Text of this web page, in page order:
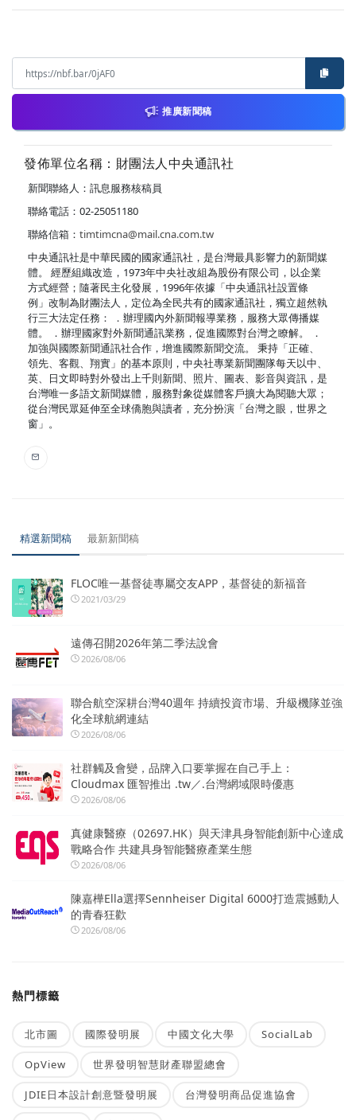
推廣新聞稿
發佈單位名稱：財團法人中央通訊社
新聞聯絡人：訊息服務核稿員
聯絡電話：02-25051180
聯絡信箱： timtimcna@mail.cna.com.tw
中央通訊社是中華民國的國家通訊社，是台灣最具影響力的新聞媒
體。 經歷組織改造，1973年中央社改組為股份有限公司，以企業
方式經營；隨著民主化發展，1996年依據「中央通訊社設置條
例」改制為財團法人，定位為全民共有的國家通訊社，獨立超然執
行三大法定任務： ．辦理國內外新聞報導業務，服務大眾傳播媒
體。 ．辦理國家對外新聞通訊業務，促進國際對台灣之瞭解。 ．
加強與國際新聞通訊社合作，增進國際新聞交流。 秉持「正確、
領先、客觀、翔實」的基本原則，中央社專業新聞團隊每天以中、
英、日文即時對外發出上千則新聞、照片、圖表、影音與資訊，是
台灣唯一多語文新聞媒體，服務對象從媒體客戶擴大為閱聽大眾；
從台灣民眾延伸至全球僑胞與讀者，充分扮演「台灣之眼，世界之
窗」。
精選新聞稿 最新新聞稿
FLOC唯一基督徒專屬交友APP，基督徒的新福音
2021/03/29
遠傳召開2026年第二季法說會
2026/08/06
聯合航空深耕台灣40週年 持續投資市場、升級機隊並強
化全球航網連結
2026/08/06
社群觸及會變，品牌入口要掌握在自己手上：
Cloudmax 匯智推出 .tw／.台灣網域限時優惠
2026/08/06
真健康醫療（02697.HK）與天津具身智能創新中心達成
戰略合作 共建具身智能醫療產業生態
2026/08/06
陳嘉樺Ella選擇Sennheiser Digital 6000打造震撼動人
的青春狂歡
2026/08/06
熱門標籤
北市圖 國際發明展 中國文化大學 SocialLab
OpView 世界發明智慧財產聯盟總會
JDIE日本設計創意暨發明展 台灣發明商品促進協會